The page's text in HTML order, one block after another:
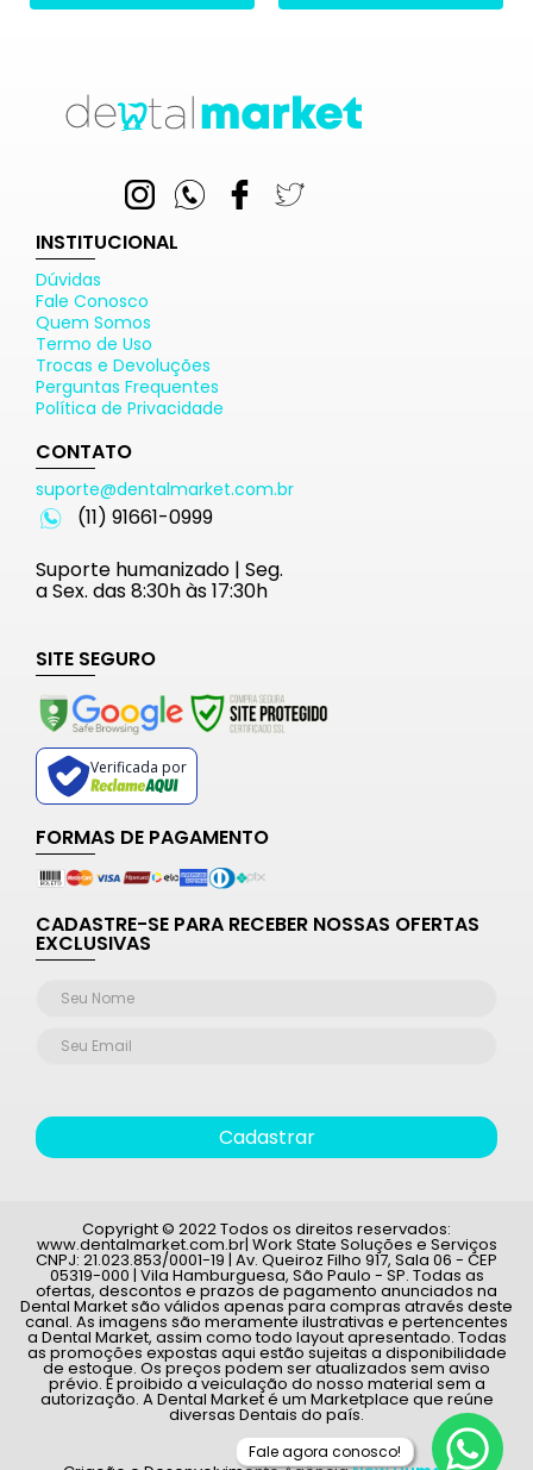
INSTITUCIONAL
Dúvidas
Fale Conosco
Quem Somos
Termo de Uso
Trocas e Devoluções
Perguntas Frequentes
Política de Privacidade
CONTATO
suporte@dentalmarket.com.br
(11) 91661-0999
Suporte humanizado | Seg.
a Sex. das 8:30h às 17:30h
SITE SEGURO
Verificada por
FORMAS DE PAGAMENTO
CADASTRE-SE PARA RECEBER NOSSAS OFERTAS
EXCLUSIVAS
Cadastrar
Copyright © 2022 Todos os direitos reservados:
www.dentalmarket.com.br| Work State Soluções e Serviços
CNPJ: 21.023.853/0001-19 | Av. Queiroz Filho 917, Sala 06 - CEP
05319-000 | Vila Hamburguesa, São Paulo - SP. Todas as
ofertas, descontos e prazos de pagamento anunciados na
Dental Market são válidos apenas para compras através deste
canal. As imagens são meramente ilustrativas e pertencentes
a Dental Market, assim como todo layout apresentado. Todas
as promoções expostas aqui estão sujeitas a disponibilidade
de estoque. Os preços podem ser atualizados sem aviso
prévio. É proibido a veiculação do nosso material sem a
autorização. A Dental Market é um Marketplace que reúne
diversas Dentais do país.
Fale agora conosco!